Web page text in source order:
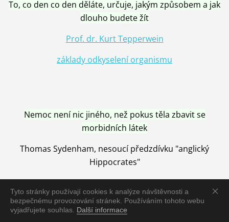
Tyto stránky používají cookies k analýze návštěvnosti a
bezpečnému provozování stránek. Používáním tohoto webu
vyjadřujete souhlas. Další informace
To, co den co den děláte, určuje, jakým způsobem a jak
dlouho budete žít
Prof. dr. Kurt Tepperwein
základy odkyselení organismu
Nemoc není nic jiného, než pokus těla zbavit se
morbidních látek
Thomas Sydenham, nesoucí předzdívku "anglický
Hippocrates"
Nemoc je vyléčena jen pomocí Přírody, neutralizací a